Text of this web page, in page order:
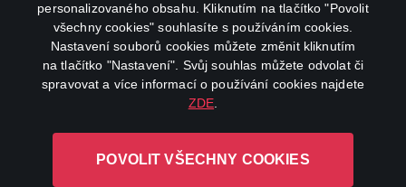
personalizovaného obsahu. Kliknutím na tlačítko "Povolit
všechny cookies" souhlasíte s používáním cookies.
Nastavení souborů cookies můžete změnit kliknutím
na tlačítko "Nastavení". Svůj souhlas můžete odvolat či
spravovat a více informací o používání cookies najdete
ZDE
POVOLIT VŠECHNY COOKIES
youtube
L-1246 Luxembourg R.C.S.